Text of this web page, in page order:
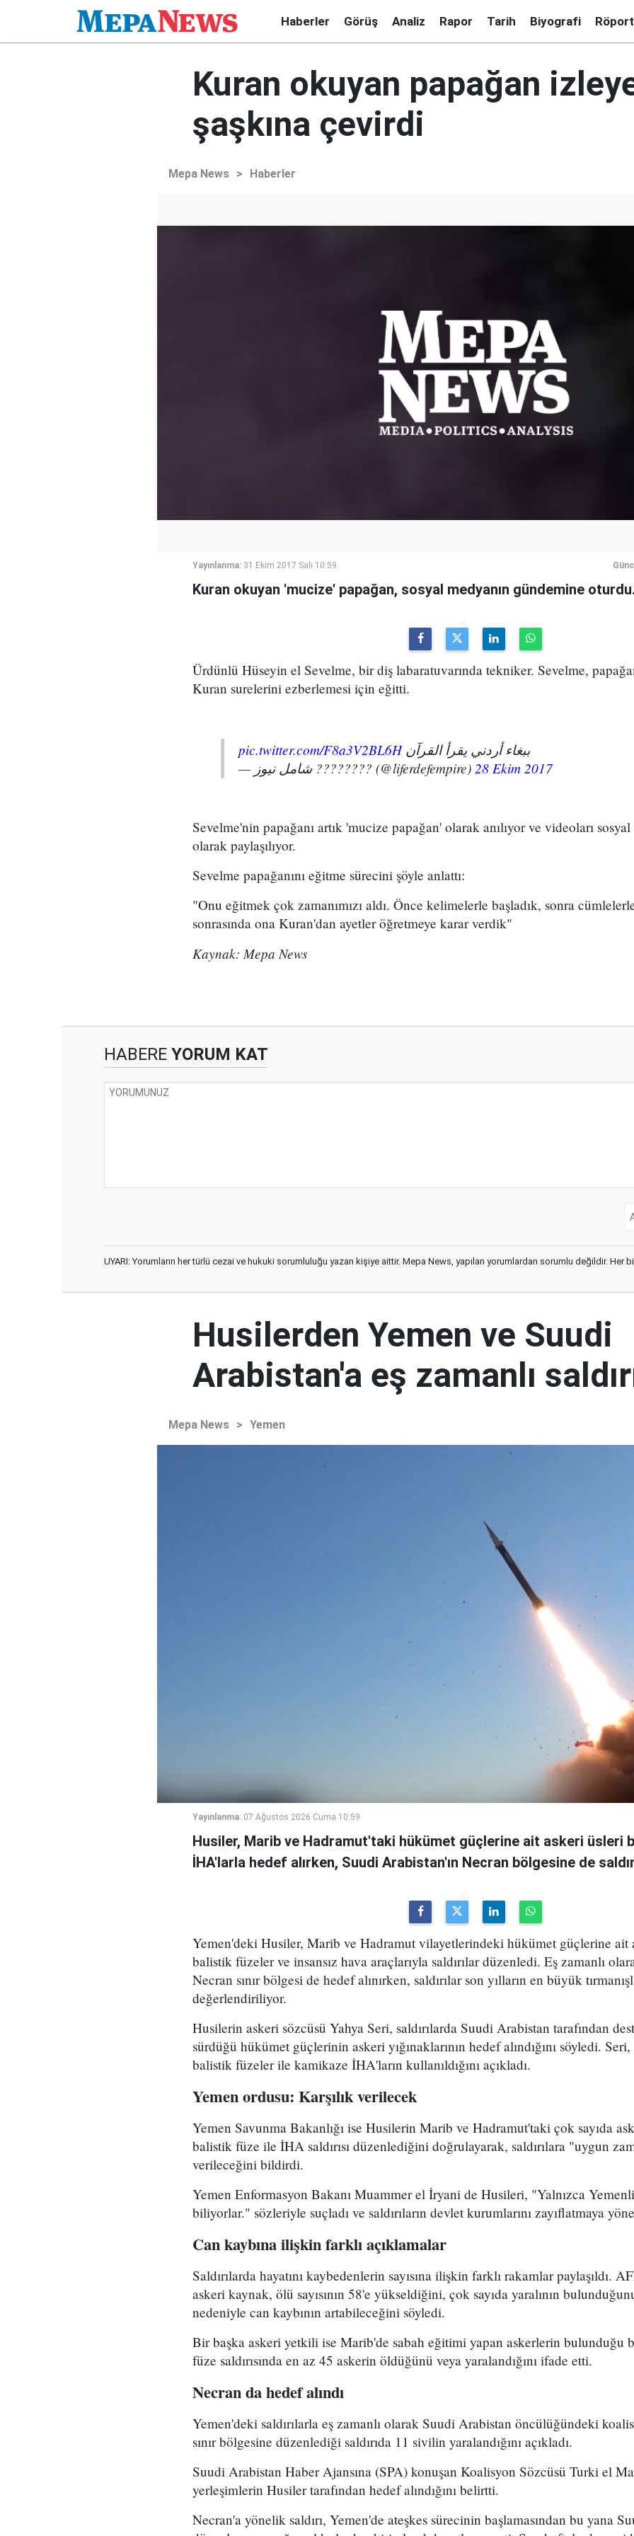
Haberler Görüş Analiz Rapor Tarih Biyografi
Kuran okuyan papağan
şaşkına çevirdi
Mepa News > Haberler
Yayınlanma: 31 Ekim 2017 Salı 10:59
Kuran okuyan 'mucize' papağan, sosyal medyanın gündemine
Ürdünlü Hüseyin el Sevelme, bir diş labaratuvarında tekniker. Sevelme,
Kuran surelerini ezberlemesi için eğitti.
ببغاء أردني يقرأ القرآنpic.twitter.com/F8a3V2BL6H
— شامل نيوز ???????? (@liferdefempire)28 Ekim 2017
Sevelme'nin papağanı artık 'mucize papağan' olarak anılıyor ve videoları
olarak paylaşılıyor.
Sevelme papağanını eğitme sürecini şöyle anlattı:
"Onu eğitmek çok zamanımızı aldı. Önce kelimelerle başladık, sonra
sonrasında ona Kuran'dan ayetler öğretmeye karar verdik"
Kaynak: Mepa News
HABERE YORUM KAT
UYARI: Yorumların her türlü cezai ve hukuki sorumluluğu yazan kişiye aittir. Mepa News, yapılan yorumlardan sorumlu değildir. Her
Husilerden Yemen ve Suudi
Arabistan'a eş zamanlı
Mepa News > Yemen
Yayınlanma: 07 Ağustos 2026 Cuma 10:59
Husiler, Marib ve Hadramut'taki hükümet güçlerine ait askeri üsleri
İHA'larla hedef alırken, Suudi Arabistan'ın Necran bölgesine de
Yemen'deki Husiler, Marib ve Hadramut vilayetlerindeki hükümet güçlerine ait
balistik füzeler ve insansız hava araçlarıyla saldırılar düzenledi. Eş zamanlı
Necran sınır bölgesi de hedef alınırken, saldırılar son yılların en büyük
değerlendiriliyor.
Husilerin askeri sözcüsü Yahya Seri, saldırılarda Suudi Arabistan tarafından
sürdüğü hükümet güçlerinin askeri yığınaklarının hedef alındığını söyledi.
balistik füzeler ile kamikaze İHA'ların kullanıldığını açıkladı.
Yemen ordusu: Karşılık verilecek
Yemen Savunma Bakanlığı ise Husilerin Marib ve Hadramut'taki çok sayıda
balistik füze ile İHA saldırısı düzenlediğini doğrulayarak, saldırılara "uygun
verileceğini bildirdi.
Yemen Enformasyon Bakanı Muammer el İryani de Husileri, "Yalnızca
biliyorlar." sözleriyle suçladı ve saldırıların devlet kurumlarını zayıflatmaya
Can kaybına ilişkin farklı açıklamalar
Saldırılarda hayatını kaybedenlerin sayısına ilişkin farklı rakamlar paylaşıldı.
askeri kaynak, ölü sayısının 58'e yükseldiğini, çok sayıda yaralının
nedeniyle can kaybının artabileceğini söyledi.
Bir başka askeri yetkili ise Marib'de sabah eğitimi yapan askerlerin bulunduğu
füze saldırısında en az 45 askerin öldüğünü veya yaralandığını ifade etti.
Necran da hedef alındı
Yemen'deki saldırılarla eş zamanlı olarak Suudi Arabistan öncülüğündeki
sınır bölgesine düzenlediği saldırıda 11 sivilin yaralandığını açıkladı.
Suudi Arabistan Haber Ajansına (SPA) konuşan Koalisyon Sözcüsü Turki el
yerleşimlerin Husiler tarafından hedef alındığını belirtti.
Necran'a yönelik saldırı, Yemen'de ateşkes sürecinin başlamasından bu yana